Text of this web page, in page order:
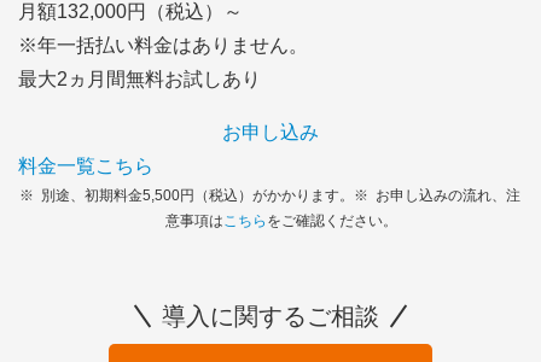
月額132,000円
（税込）～
※年一括払い料金はありません。
最大2ヵ月間無料お試しあり
お申し込み
料金一覧こちら
※ 別途、初期料金5,500円（税込）がかかります。 ※ お申し込みの流れ、注
意事項はこちら をご確認ください。
導入に関するご相談